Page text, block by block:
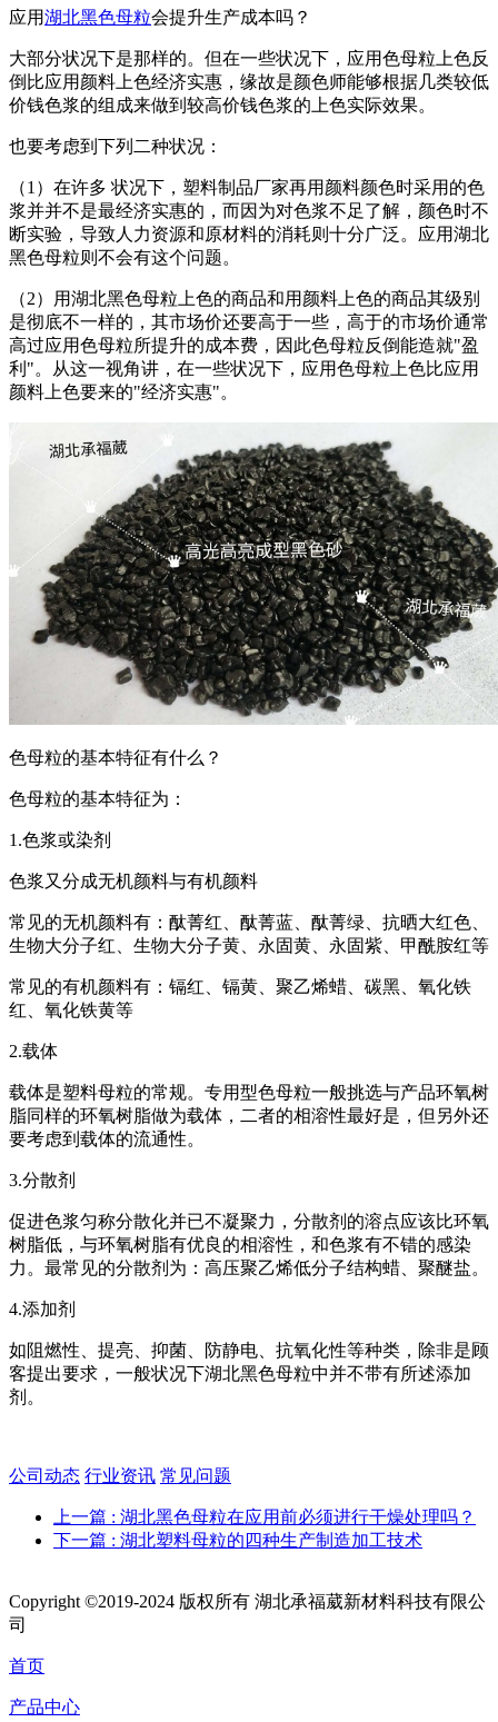
应用湖北黑色母粒会提升生产成本吗？
大部分状况下是那样的。但在一些状况下，应用色母粒上色反
倒比应用颜料上色经济实惠，缘故是颜色师能够根据几类较低
价钱色浆的组成来做到较高价钱色浆的上色实际效果。
也要考虑到下列二种状况：
（1）在许多 状况下，塑料制品厂家再用颜料颜色时采用的色
浆并并不是最经济实惠的，而因为对色浆不足了解，颜色时不
断实验，导致人力资源和原材料的消耗则十分广泛。应用湖北
黑色母粒则不会有这个问题。
（2）用湖北黑色母粒上色的商品和用颜料上色的商品其级别
是彻底不一样的，其市场价还要高于一些，高于的市场价通常
高过应用色母粒所提升的成本费，因此色母粒反倒能造就"盈
利"。从这一视角讲，在一些状况下，应用色母粒上色比应用
颜料上色要来的"经济实惠"。
色母粒的基本特征有什么？
色母粒的基本特征为：
1.色浆或染剂
色浆又分成无机颜料与有机颜料
常见的无机颜料有：酞菁红、酞菁蓝、酞菁绿、抗晒大红色、
生物大分子红、生物大分子黄、永固黄、永固紫、甲酰胺红等
常见的有机颜料有：镉红、镉黄、聚乙烯蜡、碳黑、氧化铁
红、氧化铁黄等
2.载体
载体是塑料母粒的常规。专用型色母粒一般挑选与产品环氧树
脂同样的环氧树脂做为载体，二者的相溶性最好是，但另外还
要考虑到载体的流通性。
3.分散剂
促进色浆匀称分散化并已不凝聚力，分散剂的溶点应该比环氧
树脂低，与环氧树脂有优良的相溶性，和色浆有不错的感染
力。最常见的分散剂为：高压聚乙烯低分子结构蜡、聚醚盐。
4.添加剂
如阻燃性、提亮、抑菌、防静电、抗氧化性等种类，除非是顾
客提出要求，一般状况下湖北黑色母粒中并不带有所述添加
剂。
公司动态 行业资讯 常见问题
上一篇 : 湖北黑色母粒在应用前必须进行干燥处理吗？
下一篇 : 湖北塑料母粒的四种生产制造加工技术
Copyright ©2019-2024 版权所有 湖北承福葳新材料科技有限公
司
首页
产品中心